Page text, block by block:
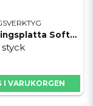
Rengöringsplatta Softgrip
styck
I VARUKORGEN